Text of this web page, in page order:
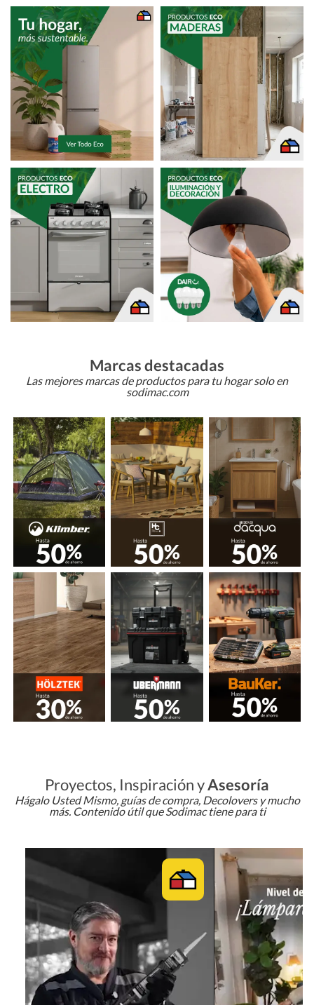
Marcas destacadas
Las mejores marcas de productos para tu hogar solo en
sodimac.com
Proyectos, Inspiración yAsesoría
Hágalo Usted Mismo, guías de compra, Decolovers y mucho
más. Contenido útil que Sodimac tiene para ti